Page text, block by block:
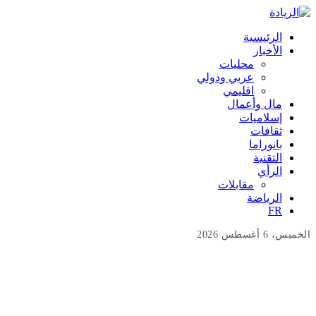
الرئيسية
الأخبار
محليات
عربي ودولي
اقليمي
مال وأعمال
إسلاميات
ثقافات
بانوراما
التقنية
الرأي
مقابلات
الرياضة
FR
الخميس، 6 أغسطس 2026